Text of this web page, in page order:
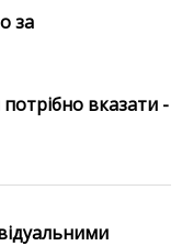
за
вказати -